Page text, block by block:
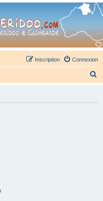
retrouvez la communauté.
Connexion
Inscription